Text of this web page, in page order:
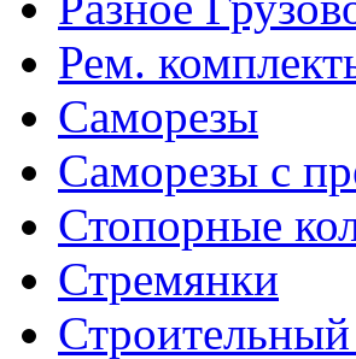
Рем.
Саморезы
Саморезы с
Стопорные
Стремянки